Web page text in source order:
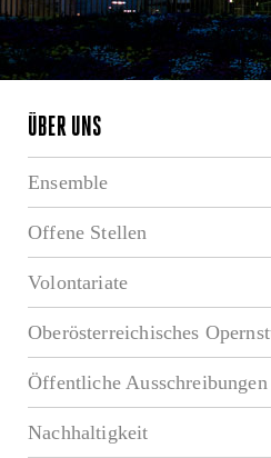
ÜBER UNS
Ensemble
Offene Stellen
Volontariate
Oberösterreichisches
Öffentliche Ausschreibungen
Nachhaltigkeit